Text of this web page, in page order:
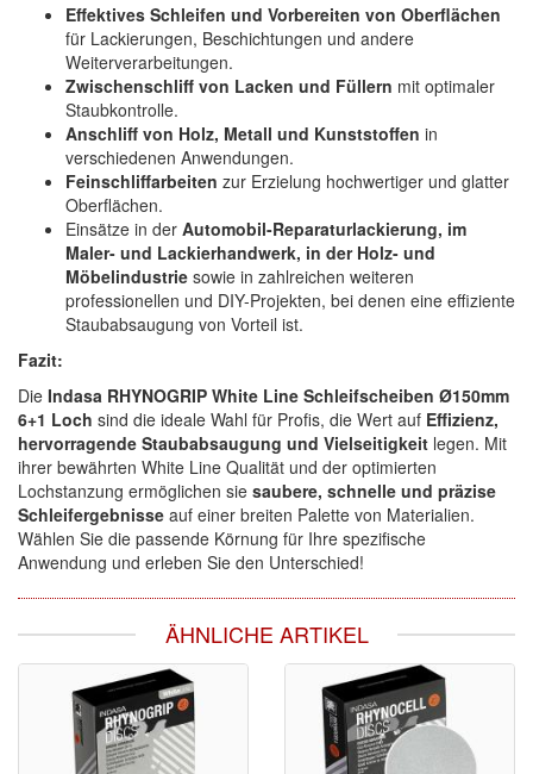
Effektives Schleifen und Vorbereiten von Oberflächen
für Lackierungen, Beschichtungen und andere
Weiterverarbeitungen.
Zwischenschliff von Lacken und Füllern mit optimaler
Staubkontrolle.
Anschliff von Holz, Metall und Kunststoffen in
verschiedenen Anwendungen.
Feinschliffarbeiten zur Erzielung hochwertiger und glatter
Oberflächen.
Einsätze in der Automobil-Reparaturlackierung, im
Maler- und Lackierhandwerk, in der Holz- und
Möbelindustrie sowie in zahlreichen weiteren
professionellen und DIY-Projekten, bei denen eine effiziente
Staubabsaugung von Vorteil ist.
Fazit:
Die Indasa RHYNOGRIP White Line Schleifscheiben Ø150mm
6+1 Loch sind die ideale Wahl für Profis, die Wert auf Effizienz,
hervorragende Staubabsaugung und Vielseitigkeit legen. Mit
ihrer bewährten White Line Qualität und der optimierten
Lochstanzung ermöglichen sie saubere, schnelle und präzise
Schleifergebnisse auf einer breiten Palette von Materialien.
Wählen Sie die passende Körnung für Ihre spezifische
Anwendung und erleben Sie den Unterschied!
ÄHNLICHE ARTIKEL